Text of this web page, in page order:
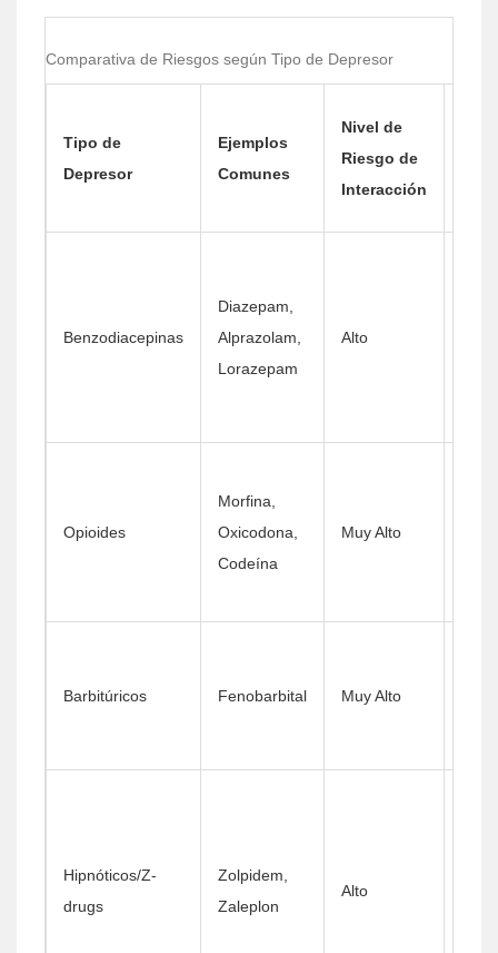
Comparativa de Riesgos según Tipo de Depresor
Tipo de
Depresor
Ejemplos
Comunes
Nivel de
Riesgo de
Interacción
Benzodiacepinas
Diazepam,
Alprazolam,
Lorazepam
Alto
Opioides
Morfina,
Oxicodona,
Codeína
Muy Alto
Barbitúricos Fenobarbital Muy Alto
Hipnóticos/Z-
drugs
Zolpidem,
Zaleplon
Alto